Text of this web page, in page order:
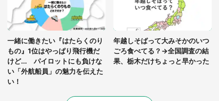
一緒に働きたい『はたらくのり
もの』1位はやっぱり飛行機だ
けど... パイロットにも負けな
い「外航船員」の魅力を伝えた
い！
年越しそばって大みそかのいつ
ごろ食べてる？→全国調査の結
果、栃木だけちょっと早かった